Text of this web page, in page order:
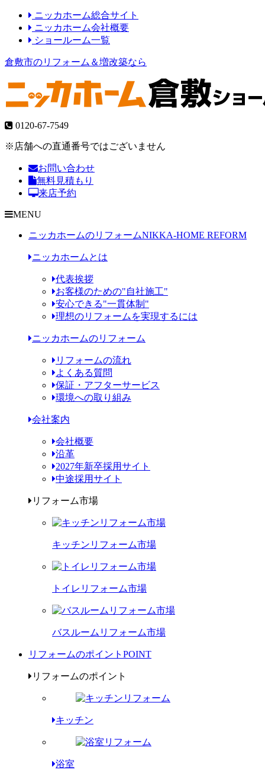
ニッカホーム総合サイト
ニッカホーム会社概要
ショールーム一覧
倉敷市のリフォーム＆増改築なら
0120-67-7549
※店舗への直通番号ではございません
お問い合わせ
無料見積もり
来店予約
MENU
ニッカホームのリフォームNIKKA-HOME REFORM
ニッカホームとは
代表挨拶
お客様のための"自社施工"
安心できる"一貫体制"
理想のリフォームを実現するには
ニッカホームのリフォーム
リフォームの流れ
よくある質問
保証・アフターサービス
環境への取り組み
会社案内
会社概要
沿革
2027年新卒採用サイト
中途採用サイト
リフォーム市場
キッチンリフォーム市場
トイレリフォーム市場
バスルームリフォーム市場
リフォームのポイント POINT
リフォームのポイント
キッチン
浴室